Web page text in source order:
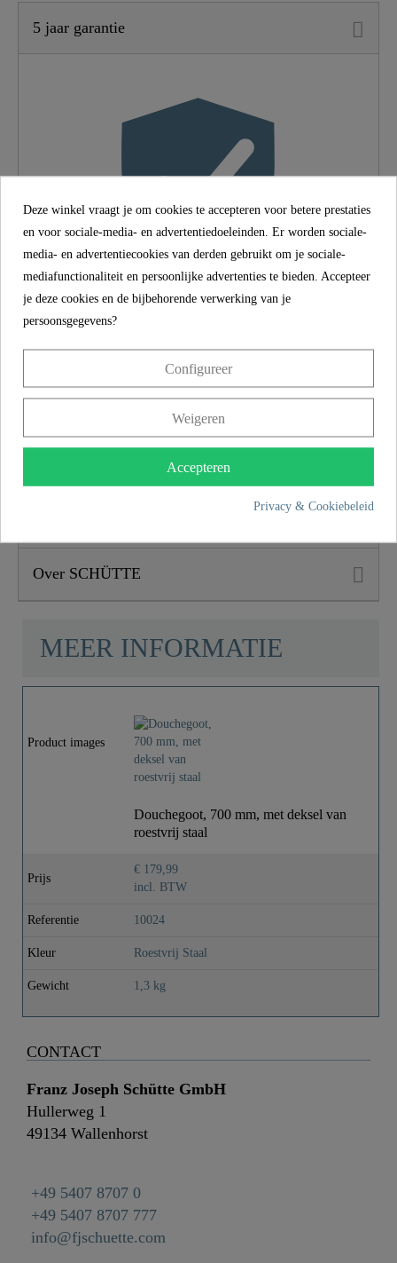
Kleur Roestvrij Staal
1,3 Kg
5 jaar garantie
Met een fabrieksgarantie van 5 jaar bieden we zekerheid en
tevredenheid op de lange termijn. We ondersteunen dit met
een bindende belofte - omdat tevredenheid en vertrouwen
Over SCHÜTTE
MEER INFORMATIE
Product images
Douchegoot, 700 mm, met deksel van
roestvrij staal
Prijs
€ 179,99
incl. BTW
Referentie 10024
Kleur Roestvrij Staal
Gewicht 1,3 kg
CONTACT
Franz Joseph Schütte GmbH
Hullerweg 1
49134 Wallenhorst
+49 5407 8707 0
+49 5407 8707 777
info@fjschuette.com
Deze winkel vraagt je om cookies te accepteren voor betere prestaties
en voor sociale-media- en advertentiedoeleinden. Er worden sociale-
media- en advertentiecookies van derden gebruikt om je sociale-
mediafunctionaliteit en persoonlijke advertenties te bieden. Accepteer
je deze cookies en de bijbehorende verwerking van je
persoonsgegevens?
Configureer
Weigeren
Accepteren
Privacy & Cookiebeleid